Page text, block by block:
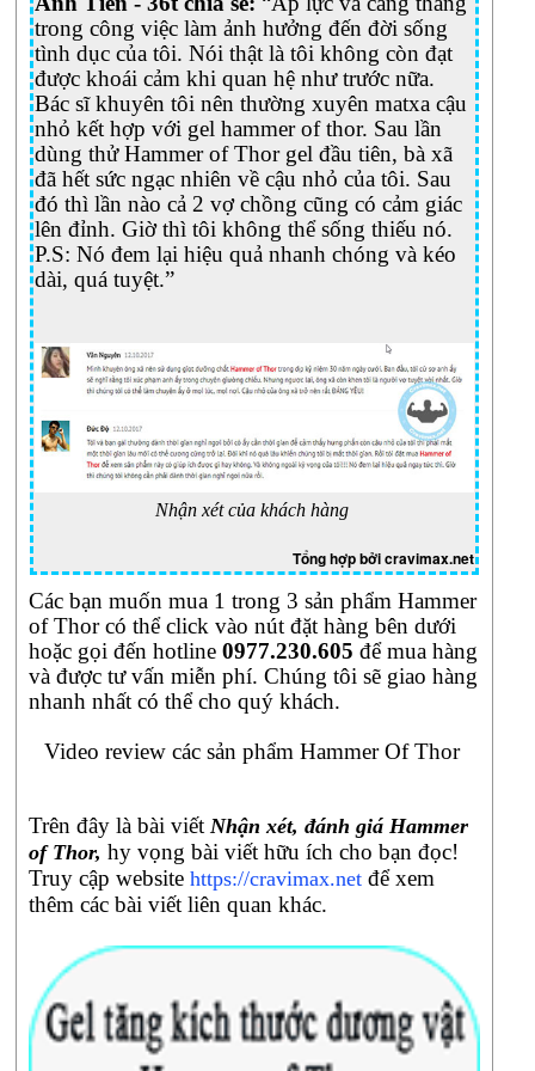
dục
giảm
sút
do
tình
trạng
mãn
dục
nam
ở
bạn,
cô
có
thể
nghi
ngờ
lòng
chung
vì
không
thấy
sự
cuồng
nhiệt
bạn
kia
nữa.
Vậy
làm
thế
để
giải
quyết
các
trong công việc làm ảnh hưởng đến đời sống
tình dục của tôi. Nói thật là tôi không còn đạt
được khoái cảm khi quan hệ như trước nữa.
Bác sĩ khuyên tôi nên thường xuyên matxa cậu
nhỏ kết hợp với gel hammer of thor. Sau lần
dùng thử Hammer of Thor gel đầu tiên, bà xã
đã hết sức ngạc nhiên về cậu nhỏ của tôi. Sau
đó thì lần nào cả 2 vợ chồng cũng có cảm giác
lên đỉnh. Giờ thì tôi không thể sống thiếu nó.
P.S: Nó đem lại hiệu quả nhanh chóng và kéo
dài, quá tuyệt.”
Nhận xét của khách hàng
Tổng hợp bởi cravimax.net
Các bạn muốn mua 1 trong 3 sản phẩm Hammer
of Thor có thể click vào nút đặt hàng bên dưới
hoặc gọi đến hotline0977.230.605để mua hàng
và được tư vấn miễn phí. Chúng tôi sẽ giao hàng
nhanh nhất có thể cho quý khách.
Video review các sản phẩm Hammer Of Thor
Trên đây là bài viết Nhận xét, đánh giá Hammer
of Thor, hy vọng bài viết hữu ích cho bạn đọc!
Truy cập websitehttps://cravimax.net để xem
thêm các bài viết liên quan khác.